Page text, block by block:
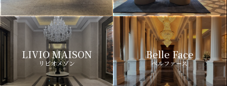
LIVIO MAISON
リビオメゾン
Belle Face
ベルファース